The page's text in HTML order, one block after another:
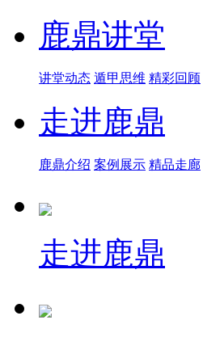
鹿鼎讲堂
讲堂动态 遁甲思维 精彩回顾
走进鹿鼎
鹿鼎介绍 案例展示 精品走廊
走进鹿鼎